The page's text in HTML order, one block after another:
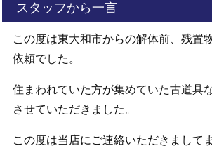
スタッフから一言
この度は東大和市からの解体前、残置
依頼でした。
住まわれていた方が集めていた古道具
させていただきました。
この度は当店にご連絡いただきまして